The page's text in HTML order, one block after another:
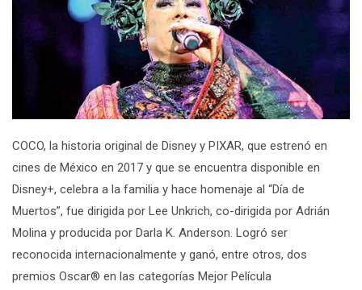
COCO, la historia original de Disney y PIXAR, que estrenó en
cines de México en 2017 y que se encuentra disponible en
Disney+, celebra a la familia y hace homenaje al “Día de
Muertos”, fue dirigida por Lee Unkrich, co-dirigida por Adrián
Molina y producida por Darla K. Anderson. Logró ser
reconocida internacionalmente y ganó, entre otros, dos
premios Oscar® en las categorías Mejor Película